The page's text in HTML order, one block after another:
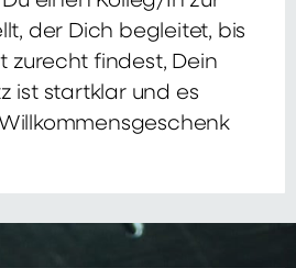
der Dich begleitet, bis
zurecht findest, Dein
ist startklar und es